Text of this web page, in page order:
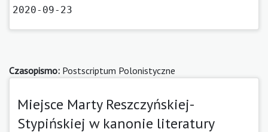
2020-09-23
Czasopismo: Postscriptum Polonistyczne
Miejsce Marty Reszczyńskiej-
Stypińskiej w kanonie literatury